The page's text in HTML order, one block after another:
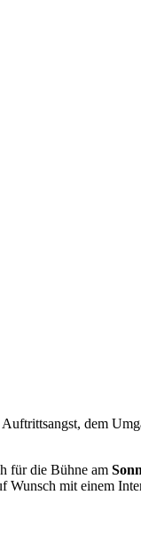
dem
für die Bühne am
mit einem